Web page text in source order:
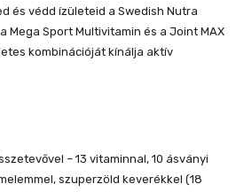
és védd ízületeid a Swedish Nutra
Mega Sport Multivitamin és a Joint MAX
kombinációját kínálja aktív
– 13 vitaminnal, 10 ásványi
szuperzöld keverékkel (18